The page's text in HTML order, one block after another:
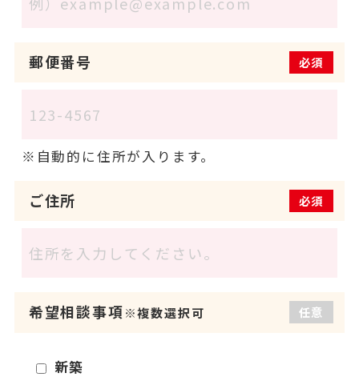
郵便番号 必須
自動的に住所が入ります。
ご住所 必須
希望相談事項※複数選択可 任意
新築